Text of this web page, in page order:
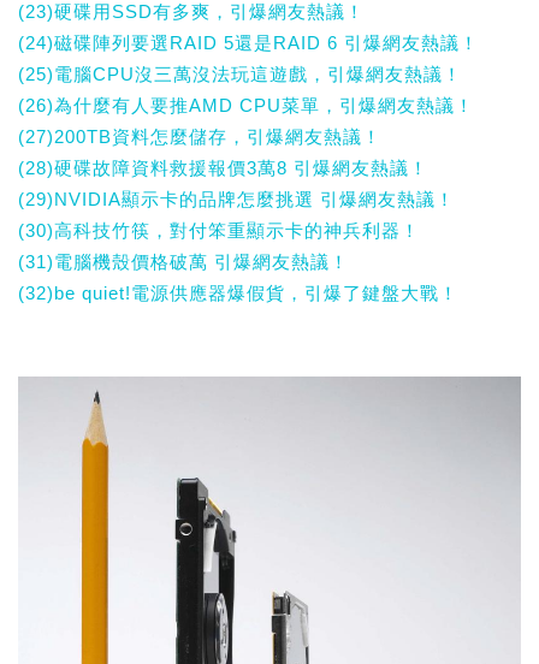
(23)硬碟用SSD有多爽，引爆網友熱議！
(24)磁碟陣列要選RAID 5還是RAID 6 引爆網友熱議！
(25)電腦CPU沒三萬沒法玩這遊戲，引爆網友熱議！
(26)為什麼有人要推AMD CPU菜單，引爆網友熱議！
(27)200TB資料怎麼儲存，引爆網友熱議！
(28)硬碟故障資料救援報價3萬8 引爆網友熱議！
(29)NVIDIA顯示卡的品牌怎麼挑選 引爆網友熱議！
(30)高科技竹筷，對付笨重顯示卡的神兵利器！
(31)電腦機殼價格破萬 引爆網友熱議！
(32)be quiet!電源供應器爆假貨，引爆了鍵盤大戰！